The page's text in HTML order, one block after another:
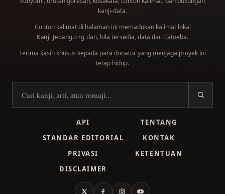
kanji-data.
Contoh kalimat di halaman ini memadukan kalimat lokal
Kanji.Jepang.org dan, bila tersedia, data dari Tatoeba.
Terima kasih khusus kepada para donaturyang menjaga proyek ini
tetap hidup.
Cari kanji
API
TENTANG
STANDAR EDITORIAL
KONTAK
PRIVASI
KETENTUAN
DISCLAIMER